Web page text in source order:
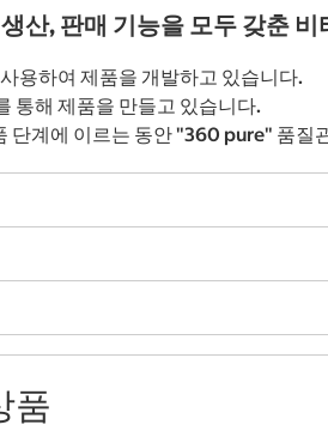
산, 판매 기능을 모두 갖춘
용하여 제품을 개발하고 있습니다.
통해 제품을 만들고 있습니다.
단계에 이르는 동안 "360 pure" 품
품